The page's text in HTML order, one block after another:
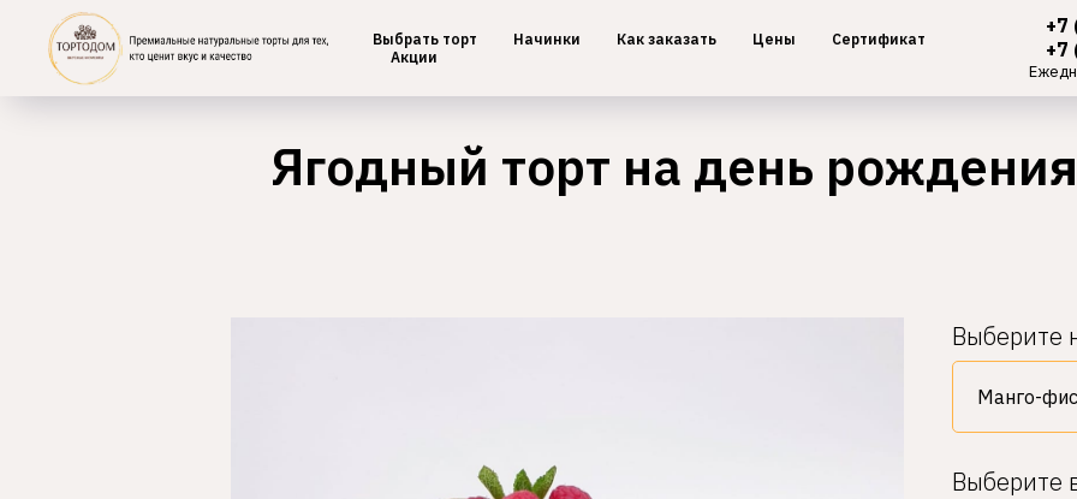
Выбрать торт Начинки Как заказать Цены
Сертификат
Акции
+7
+7
Главная / Ягодные
Ягодный торт на день
Выберите
Выберите